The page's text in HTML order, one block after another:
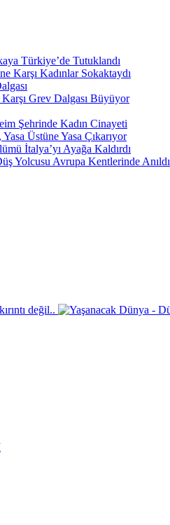
Türkiye’de Tutuklandı
Karşı Kadınlar Sokaktaydı
Grev Dalgası Büyüyor
Şehrinde Kadın Cinayeti
Üstüne Yasa Çıkarıyor
İtalya’yı Ayağa Kaldırdı
Yolcusu Avrupa Kentlerinde Anıldı